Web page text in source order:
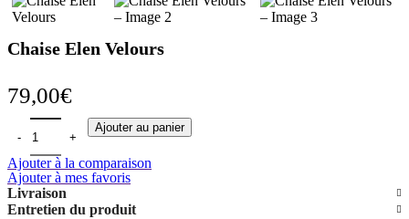
Chaise Elen Velours
79,00€
quantité de Chaise Elen Velours
Ajouter au panier
Ajouter à la comparaison
Ajouter à mes favoris
Livraison
Entretien du produit